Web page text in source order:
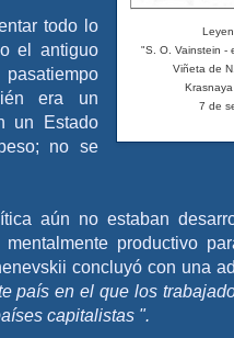
"S. O. Vainstein -
Viñeta de
7 de
todo lo
el antiguo
era un
un Estado
no se
aún no estaban
productivo
concluyó con una
país en el que los
capitalistas ".